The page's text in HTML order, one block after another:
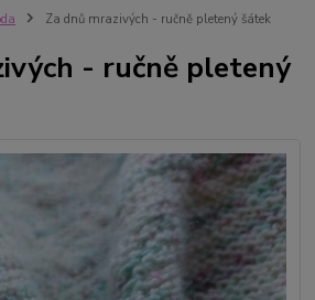
Za dnů mrazivých - ručně pletený šátek
- ručně pletený